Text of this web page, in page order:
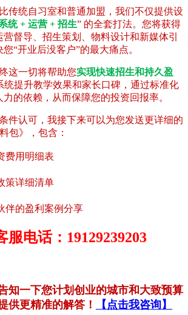
传统自习室和普通加盟，我们不仅提供设
统 + 运营 + 招生” 的全套打法。您将获得
营督导、招生策划、物料设计和新媒体引
“开业后没客户”的最大痛点。
这一切将帮助您实现快速招生和持久盈
统提升教学效果和家长口碑，通过标准化
的依赖，从而保障您的投资回报率。
件认可，我接下来可以为您发送更详细的
包》，包含：
费用明细表
策详细清单
伴的盈利案例分享
服电话：19129239203
知一下您计划创业的城市和大致预算
供更精准的解答！
【点击我咨询】